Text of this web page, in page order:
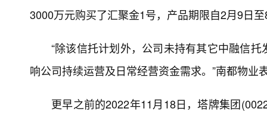
3000万元购买了汇聚金1号，产品期限自2月9日
“除该信托计划外，公司未持有其它中融信
响公司持续运营及日常经营资金需求。”南都物业
更早之前的2022年11月18日，塔牌集团